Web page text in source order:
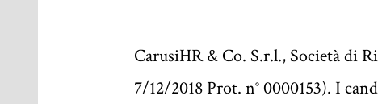
CarusiHR & Co. S.r.l., Società di
7/12/2018 Prot. n° 0000153). I